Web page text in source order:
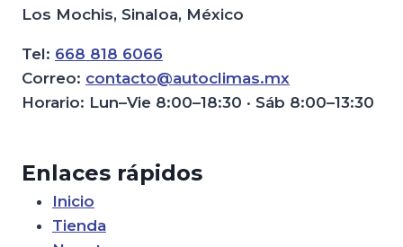
Los Mochis, Sinaloa, México
Tel: 668 818 6066
Correo: contacto@autoclimas.mx
Horario: Lun–Vie 8:00–18:30 · Sáb 8:00–13:30
Enlaces rápidos
Inicio
Tienda